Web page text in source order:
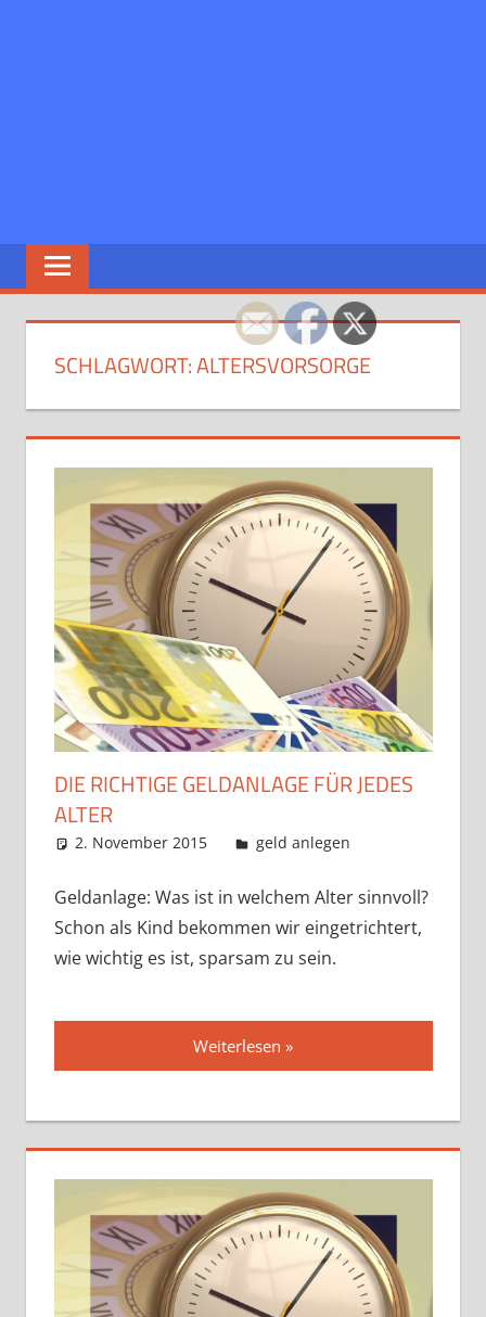
SCHLAGWORT:ALTERSVORSORGE
DIE RICHTIGE GELDANLAGE FÜR JEDES
ALTER
2. November 2015 admin
geld anlegen
Geldanlage: Was ist in welchem Alter sinnvoll?
Schon als Kind bekommen wir eingetrichtert,
wie wichtig es ist, sparsam zu sein.
Weiterlesen